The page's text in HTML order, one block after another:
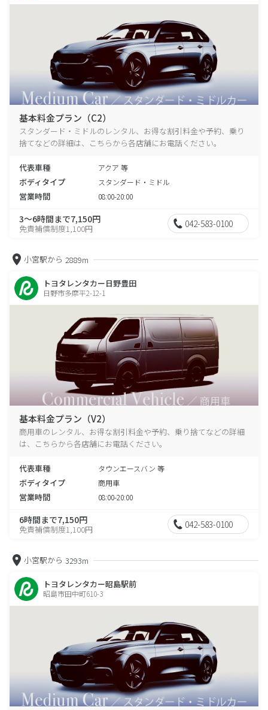
基本料金プラン（C2）
スタンダード・ミドルのレンタル、お得な割引料金や予約、乗り
捨てなどの詳細は、こちらから各店舗にお電話ください。
代表車種 アクア 等
ボディタイプ スタンダード・ミドル
営業時間 08:00-20:00
3～6時間まで7,150円
免責補償制度1,100円 042-583-0100
小宮駅から 2889m
トヨタレンタカー日野豊田
日野市多摩平2-12-1
基本料金プラン（V2）
商用車のレンタル、お得な割引料金や予約、乗り捨てなどの詳細
は、こちらから各店舗にお電話ください。
代表車種 タウンエースバン 等
ボディタイプ 商用車
営業時間 08:00-20:00
6時間まで7,150円
免責補償制度1,100円 042-583-0100
小宮駅から 3293m
トヨタレンタカー昭島駅前
昭島市田中町610-3